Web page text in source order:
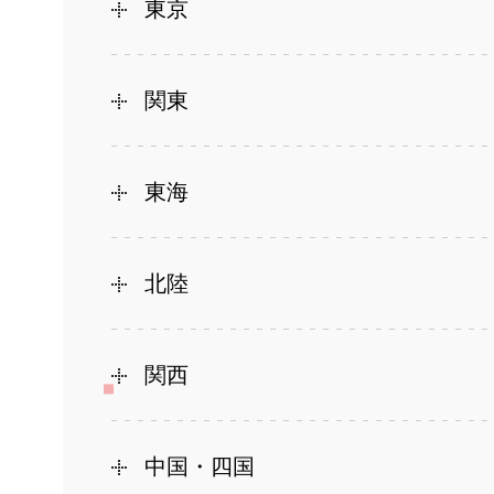
東京
関東
東海
北陸
関西
中国・四国